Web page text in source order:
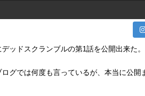
ッドスクランブルの第1話を公開出来た。
ログでは何度も言っているが、本当に公開